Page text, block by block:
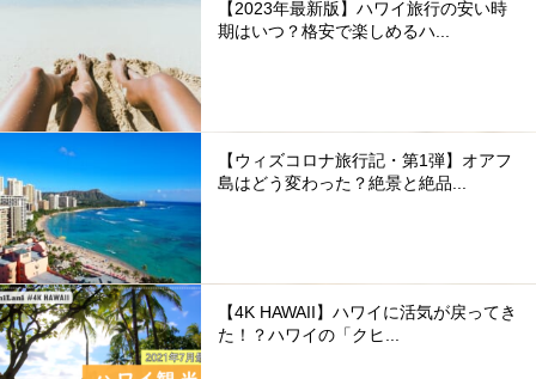
【2023年最新版】ハワイ旅行の安い時
期はいつ？格安で楽しめるハ...
【ウィズコロナ旅行記・第1弾】オアフ
島はどう変わった？絶景と絶品...
【4K HAWAII】ハワイに活気が戻ってき
た！？ハワイの「クヒ...